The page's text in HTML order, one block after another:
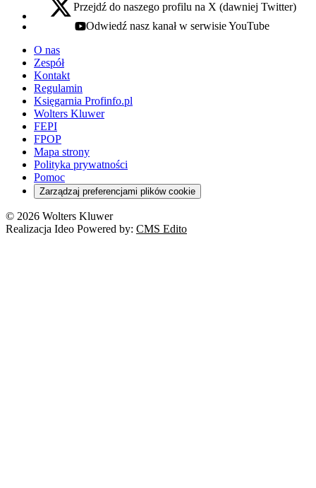
x - otwiera się w nowej karcie
Przejdź do naszego profilu na X (dawniej Twitter)
youtube - otwiera się w nowej karcie
Odwiedź nasz kanał w serwisie YouTube
O nas
Zespół
Kontakt
Regulamin
Księgarnia Profinfo.pl
Wolters Kluwer
FEPI
FPOP
Mapa strony
Polityka prywatności
Pomoc
Zarządzaj preferencjami plików cookie
© 2026 Wolters Kluwer
Realizacja Ideo Powered by: CMS Edito